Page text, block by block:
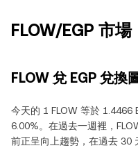
FLOW/EGP 市場
FLOW 兌 EGP 兌換
今天的 1 FLOW 等於 1.4466
6.00%。在過去一週裡，
前正呈向上趨勢，在過去 30